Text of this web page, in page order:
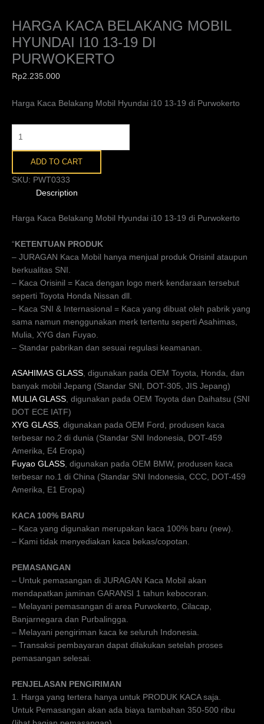
HARGA KACA BELAKANG MOBIL
HYUNDAI I10 13-19 DI
PURWOKERTO
Rp2.235.000
Harga Kaca Belakang Mobil Hyundai i10 13-19 di Purwokerto
ADD TO CART
SKU: PWT0333
Description
Harga Kaca Belakang Mobil Hyundai i10 13-19 di Purwokerto
“KETENTUAN PRODUK
– JURAGAN Kaca Mobil hanya menjual produk Orisinil ataupun
berkualitas SNI.
– Kaca Orisinil = Kaca dengan logo merk kendaraan tersebut
seperti Toyota Honda Nissan dll.
– Kaca SNI & Internasional = Kaca yang dibuat oleh pabrik yang
sama namun menggunakan merk tertentu seperti Asahimas,
Mulia, XYG dan Fuyao.
– Standar pabrikan dan sesuai regulasi keamanan.
ASAHIMAS GLASS, digunakan pada OEM Toyota, Honda, dan
banyak mobil Jepang (Standar SNI, DOT-305, JIS Jepang)
MULIA GLASS, digunakan pada OEM Toyota dan Daihatsu (SNI
DOT ECE IATF)
XYG GLASS, digunakan pada OEM Ford, produsen kaca
terbesar no.2 di dunia (Standar SNI Indonesia, DOT-459
Amerika, E4 Eropa)
Fuyao GLASS, digunakan pada OEM BMW, produsen kaca
terbesar no.1 di China (Standar SNI Indonesia, CCC, DOT-459
Amerika, E1 Eropa)
KACA 100% BARU
– Kaca yang digunakan merupakan kaca 100% baru (new).
– Kami tidak menyediakan kaca bekas/copotan.
PEMASANGAN
– Untuk pemasangan di JURAGAN Kaca Mobil akan
mendapatkan jaminan GARANSI 1 tahun kebocoran.
– Melayani pemasangan di area Purwokerto, Cilacap,
Banjarnegara dan Purbalingga.
– Melayani pengiriman kaca ke seluruh Indonesia.
– Transaksi pembayaran dapat dilakukan setelah proses
pemasangan selesai.
PENJELASAN PENGIRIMAN
1. Harga yang tertera hanya untuk PRODUK KACA saja.
Untuk Pemasangan akan ada biaya tambahan 350-500 ribu